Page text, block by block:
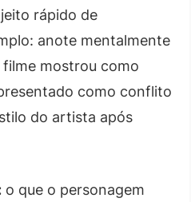
rápido de
anote mentalmente
mostrou como
como conflito
do artista após
o que o personagem